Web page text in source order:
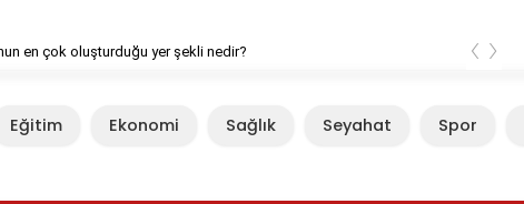
en çok oluşturduğu yer şekli nedir? ‹ ›
Eğitim Ekonomi Sağlık Seyahat Spor